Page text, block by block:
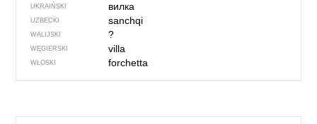
UKRAIŃSKI вилка
UZBECKI sanchqi
WALIJSKI ?
WĘGIERSKI villa
WŁOSKI forchetta